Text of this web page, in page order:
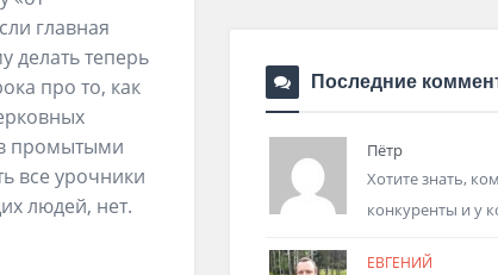
главная
делать теперь
про то, как
промытыми
все урочники
людей, нет.
Последние
Пётр
Хотите знать,
конкуренты и у
ЕВГЕНИЙ